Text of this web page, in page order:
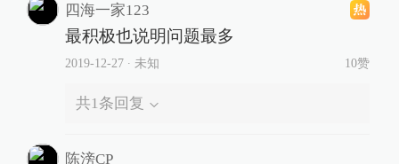
四海一家123
最积极也说明问题最多
2019-12-27∙ 未知 10赞
共1条回复
陈滂CP